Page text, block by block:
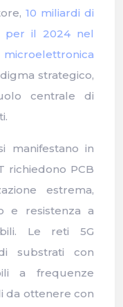
10 miliardi di
per il 2024 nel
strategico,
centrale di
manifestano in
richiedono PCB
estrema,
e resistenza a
Le reti 5G
substrati con
a frequenze
da ottenere con